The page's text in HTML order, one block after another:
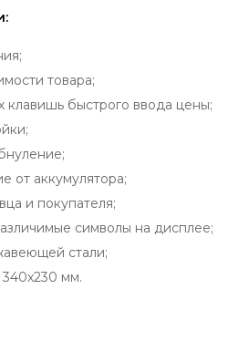
товара;
клавишь быстрого ввода цены;
от аккумулятора;
и покупателя;
символы на дисплее;
стали;
мм.